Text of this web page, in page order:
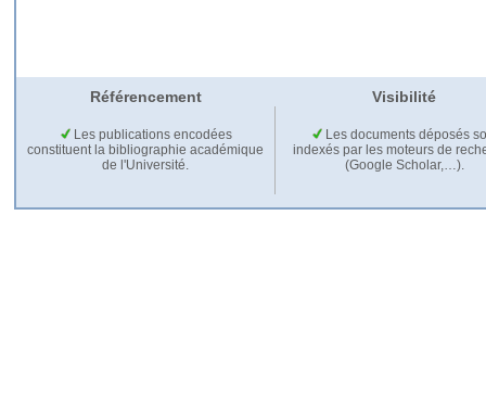
Référencement Visibilité
Les publications encodées
constituent la bibliographie académique
de l'Université.
Les documents déposés
indexés par les moteurs de
(Google Scholar,…).